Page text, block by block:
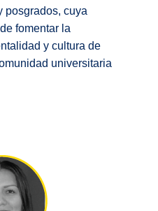
posgrados, cuya
fomentar la
y cultura de
universitaria